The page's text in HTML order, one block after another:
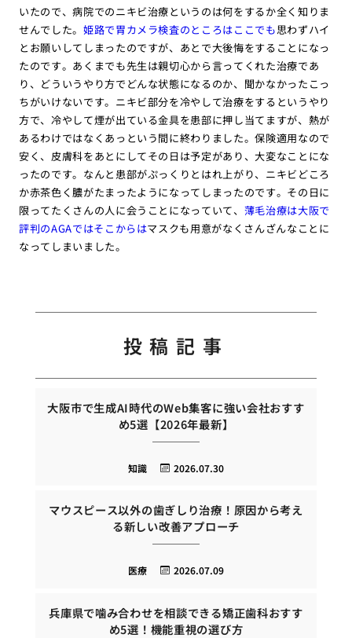
いたので、病院でのニキビ治療というのは何をするか全く知りま
せんでした。 姫路で胃カメラ検査のところはここでも思わずハイ
とお願いしてしまったのですが、あとで大後悔をすることになっ
たのです。あくまでも先生は親切心から言ってくれた治療であ
り、どういうやり方でどんな状態になるのか、聞かなかったこっ
ちがいけないです。ニキビ部分を冷やして治療をするというやり
方で、冷やして煙が出ている金具を患部に押し当てますが、熱が
あるわけではなくあっという間に終わりました。保険適用なので
安く、皮膚科をあとにしてその日は予定があり、大変なことにな
ったのです。なんと患部がぷっくりとはれ上がり、ニキビどころ
か赤茶色く膿がたまったようになってしまったのです。その日に
限ってたくさんの人に会うことになっていて、 薄毛治療は大阪で
評判のAGAではそこからはマスクも用意がなくさんざんなことに
なってしまいました。
投稿記事
大阪市で生成AI時代のWeb集客に強い会社おすす
め5選【2026年最新】
2026.07.30
知識
マウスピース以外の歯ぎしり治療！原因から考え
る新しい改善アプローチ
2026.07.09
医療
兵庫県で噛み合わせを相談できる矯正歯科おすす
め5選！機能重視の選び方